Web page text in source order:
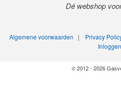
Dé webshop
Algemene voorwaarden | Privacy
Inloggen
© 2012 - 2026